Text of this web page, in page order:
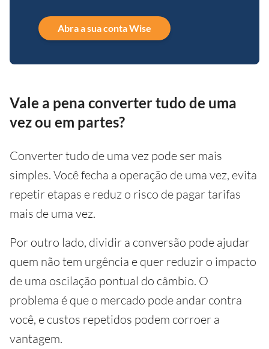
Abra a sua conta Wise
Vale a pena converter tudo de uma
vez ou em partes?
Converter tudo de uma vez pode ser mais
simples. Você fecha a operação de uma vez, evita
repetir etapas e reduz o risco de pagar tarifas
mais de uma vez.
Por outro lado, dividir a conversão pode ajudar
quem não tem urgência e quer reduzir o impacto
de uma oscilação pontual do câmbio. O
problema é que o mercado pode andar contra
você, e custos repetidos podem corroer a
vantagem.